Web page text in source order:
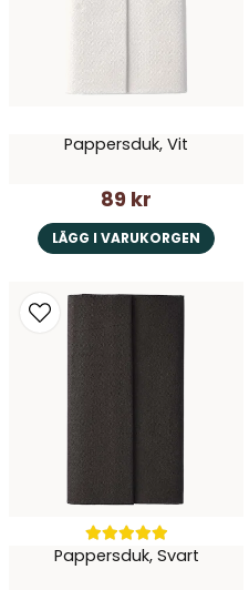
Pappersduk, Vit
89 kr
LÄGG I VARUKORGEN
Pappersduk, Svart